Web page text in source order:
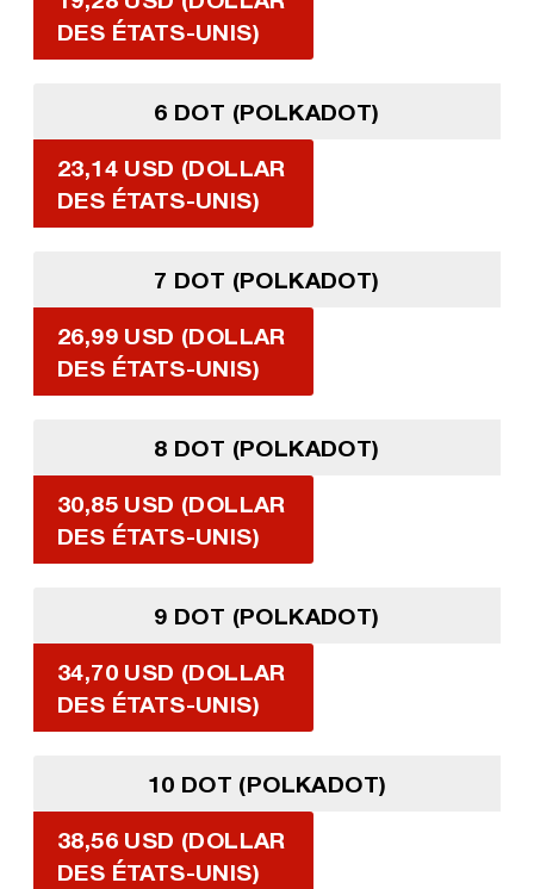
DES ÉTATS-UNIS)
6 DOT (POLKADOT)
23,14 USD (DOLLAR
DES ÉTATS-UNIS)
7 DOT (POLKADOT)
26,99 USD (DOLLAR
DES ÉTATS-UNIS)
8 DOT (POLKADOT)
30,85 USD (DOLLAR
DES ÉTATS-UNIS)
9 DOT (POLKADOT)
34,70 USD (DOLLAR
DES ÉTATS-UNIS)
10 DOT (POLKADOT)
38,56 USD (DOLLAR
DES ÉTATS-UNIS)